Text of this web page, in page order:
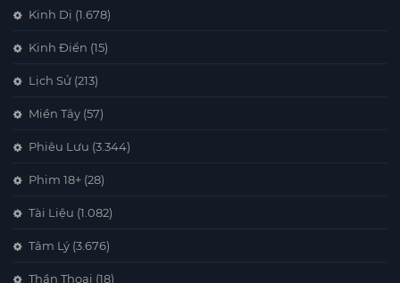
Kinh Dị (1.678)
Kinh Điển (15)
Lịch Sử (213)
Miền Tây (57)
Phiêu Lưu (3.344)
Phim 18+ (28)
Tài Liệu (1.082)
Tâm Lý (3.676)
Thần Thoại (18)